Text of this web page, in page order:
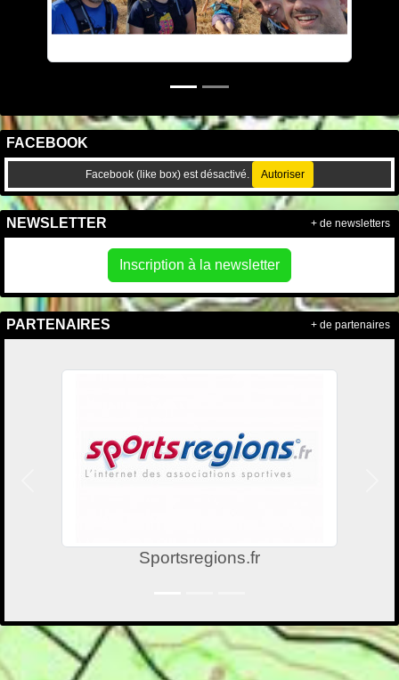
FACEBOOK
Facebook (like box) est désactivé. Autoriser
NEWSLETTER
Inscription à la newsletter
+ de newsletters
PARTENAIRES
Sportsregions.fr
+ de partenaires